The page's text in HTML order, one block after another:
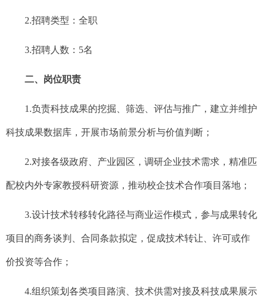
2.招聘类型：全职
3.招聘人数： 5名
二、岗位职责
1.负责科技成果的挖掘、筛选、评估与推广，建立并维护
科技成果数据库，开展市场前景分析与价值判断；
2.对接各级政府、产业园区，调研企业技术需求，精准匹
配校内外专家教授科研资源，推动校企技术合作项目落地；
3.设计技术转移转化路径与商业运作模式，参与成果转化
项目的商务谈判、合同条款拟定，促成技术转让、许可或作
价投资等合作；
4.组织策划各类项目路演、技术供需对接及科技成果展示